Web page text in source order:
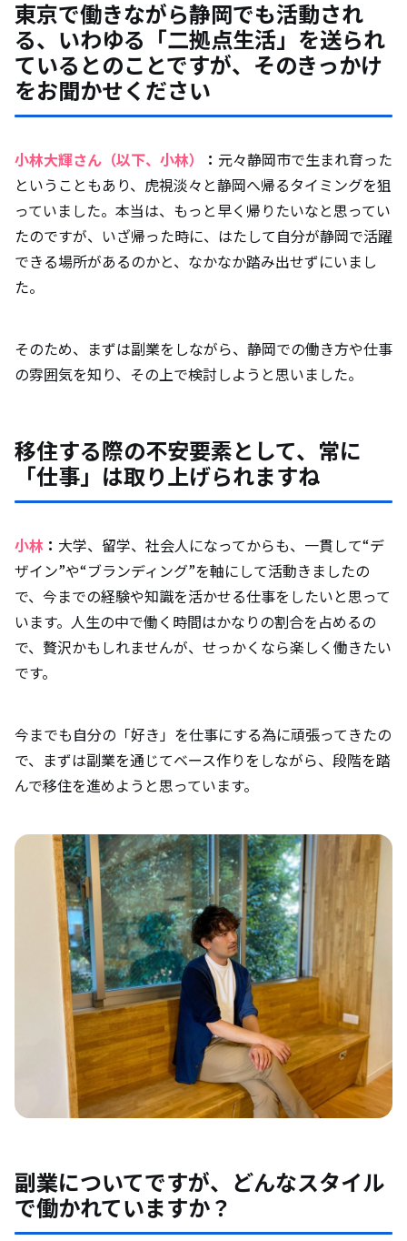
本業との両立はいかがでしょうか？
良いお話が多い印象ですが、大変だと感じ
今後の展望をお聞かせください
東京で働きながら静岡でも活動され
る、いわゆる「二拠点生活」を送られ
ているとのことですが、そのきっかけ
をお聞かせください
小林大輝さん（以下、小林） ： 元々静岡市で生まれ育った
ということもあり、虎視淡々と静岡へ帰るタイミングを狙
っていました。本当は、もっと早く帰りたいなと思ってい
たのですが、いざ帰った時に、はたして自分が静岡で活躍
できる場所があるのかと、なかなか踏み出せずにいまし
た。
そのため、まずは副業をしながら、静岡での働き方や仕事
の雰囲気を知り、その上で検討しようと思いました。
移住する際の不安要素として、常に
「仕事」は取り上げられますね
小林 ： 大学、留学、社会人になってからも、一貫して“デ
ザイン”や“ブランディング”を軸にして活動きましたの
で、今までの経験や知識を活かせる仕事をしたいと思って
います。人生の中で働く時間はかなりの割合を占めるの
で、贅沢かもしれませんが、せっかくなら楽しく働きたい
です。
今までも自分の「好き」を仕事にする為に頑張ってきたの
で、まずは副業を通じてベース作りをしながら、段階を踏
んで移住を進めようと思っています。
副業についてですが、どんなスタイル
で働かれていますか？